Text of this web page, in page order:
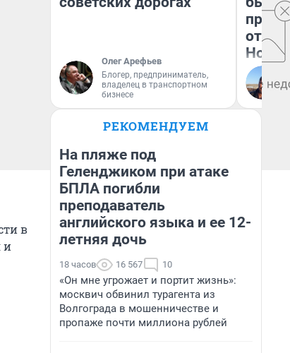
в
и
Олег Арефьев
Блогер, предприниматель,
владелец в транспортном
бизнесе
РЕКОМЕНДУЕМ
На пляже под
Геленджиком при атаке
БПЛА погибли
преподаватель
английского языка и ее 12-
летняя дочь
18 часов 16 567 10
«Он мне угрожает и портит жизнь»:
москвич обвинил турагента из
Волгограда в мошенничестве и
пропаже почти миллиона рублей